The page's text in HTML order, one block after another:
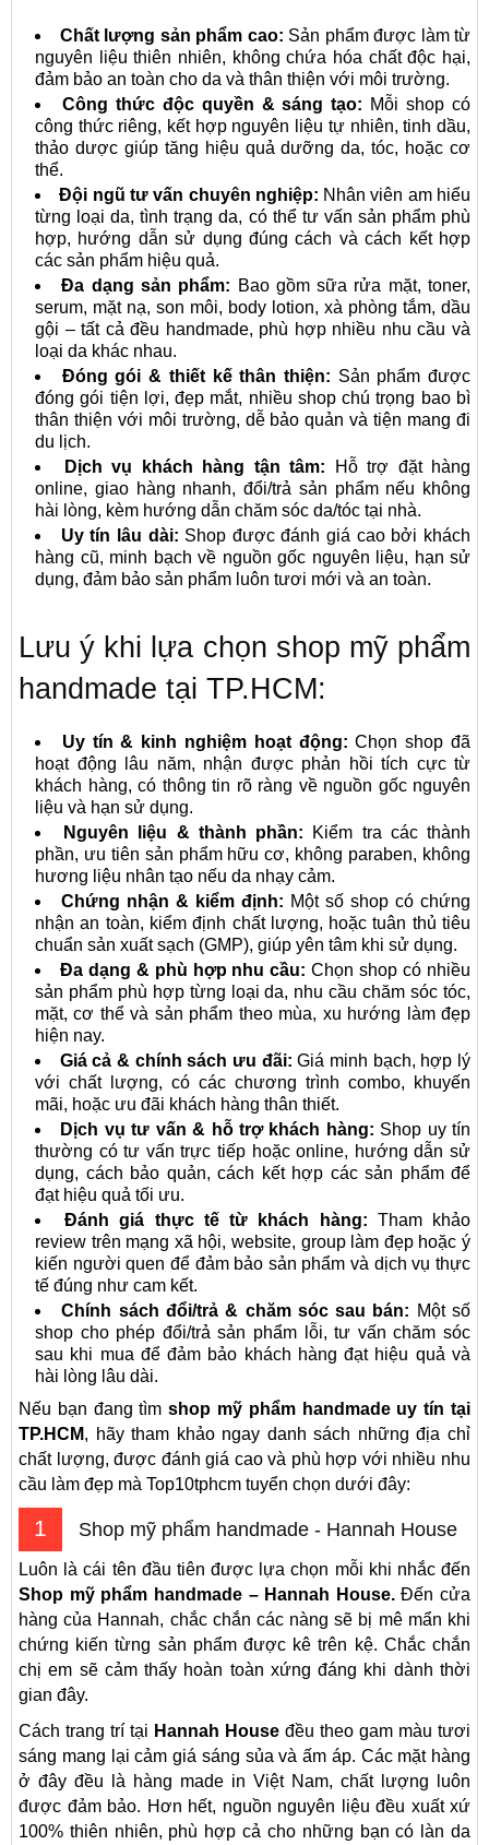
Chất lượng sản phẩm cao: Sản phẩm được làm từ
nguyên liệu thiên nhiên, không chứa hóa chất độc hại,
đảm bảo an toàn cho da và thân thiện với môi trường.
Công thức độc quyền & sáng tạo: Mỗi shop có
công thức riêng, kết hợp nguyên liệu tự nhiên, tinh dầu,
thảo dược giúp tăng hiệu quả dưỡng da, tóc, hoặc cơ
thể.
Đội ngũ tư vấn chuyên nghiệp: Nhân viên am hiểu
từng loại da, tình trạng da, có thể tư vấn sản phẩm phù
hợp, hướng dẫn sử dụng đúng cách và cách kết hợp
các sản phẩm hiệu quả.
Đa dạng sản phẩm: Bao gồm sữa rửa mặt, toner,
serum, mặt nạ, son môi, body lotion, xà phòng tắm, dầu
gội – tất cả đều handmade, phù hợp nhiều nhu cầu và
loại da khác nhau.
Đóng gói & thiết kế thân thiện: Sản phẩm được
đóng gói tiện lợi, đẹp mắt, nhiều shop chú trọng bao bì
thân thiện với môi trường, dễ bảo quản và tiện mang đi
du lịch.
Dịch vụ khách hàng tận tâm: Hỗ trợ đặt hàng
online, giao hàng nhanh, đổi/trả sản phẩm nếu không
hài lòng, kèm hướng dẫn chăm sóc da/tóc tại nhà.
Uy tín lâu dài: Shop được đánh giá cao bởi khách
hàng cũ, minh bạch về nguồn gốc nguyên liệu, hạn sử
dụng, đảm bảo sản phẩm luôn tươi mới và an toàn.
Lưu ý khi lựa chọn shop mỹ phẩm
handmade tại TP.HCM:
Uy tín & kinh nghiệm hoạt động: Chọn shop đã
hoạt động lâu năm, nhận được phản hồi tích cực từ
khách hàng, có thông tin rõ ràng về nguồn gốc nguyên
liệu và hạn sử dụng.
Nguyên liệu & thành phần: Kiểm tra các thành
phần, ưu tiên sản phẩm hữu cơ, không paraben, không
hương liệu nhân tạo nếu da nhạy cảm.
Chứng nhận & kiểm định: Một số shop có chứng
nhận an toàn, kiểm định chất lượng, hoặc tuân thủ tiêu
chuẩn sản xuất sạch (GMP), giúp yên tâm khi sử dụng.
Đa dạng & phù hợp nhu cầu: Chọn shop có nhiều
sản phẩm phù hợp từng loại da, nhu cầu chăm sóc tóc,
mặt, cơ thể và sản phẩm theo mùa, xu hướng làm đẹp
hiện nay.
Giá cả & chính sách ưu đãi: Giá minh bạch, hợp lý
với chất lượng, có các chương trình combo, khuyến
mãi, hoặc ưu đãi khách hàng thân thiết.
Dịch vụ tư vấn & hỗ trợ khách hàng: Shop uy tín
thường có tư vấn trực tiếp hoặc online, hướng dẫn sử
dụng, cách bảo quản, cách kết hợp các sản phẩm để
đạt hiệu quả tối ưu.
Đánh giá thực tế từ khách hàng: Tham khảo
review trên mạng xã hội, website, group làm đẹp hoặc ý
kiến người quen để đảm bảo sản phẩm và dịch vụ thực
tế đúng như cam kết.
Chính sách đổi/trả & chăm sóc sau bán: Một số
shop cho phép đổi/trả sản phẩm lỗi, tư vấn chăm sóc
sau khi mua để đảm bảo khách hàng đạt hiệu quả và
hài lòng lâu dài.
Nếu bạn đang tìmshop mỹ phẩm handmade uy tín tại
TP.HCM, hãy tham khảo ngay danh sách những địa chỉ
chất lượng, được đánh giá cao và phù hợp với nhiều nhu
cầu làm đẹp mà Top10tphcm tuyển chọn dưới đây:
1 Shop mỹ phẩm handmade - Hannah House
Luôn là cái tên đầu tiên được lựa chọn mỗi khi nhắc đến
Shop mỹ phẩm handmade – Hannah House.Đến cửa
hàng của Hannah, chắc chắn các nàng sẽ bị mê mẩn khi
chứng kiến từng sản phẩm được kê trên kệ. Chắc chắn
chị em sẽ cảm thấy hoàn toàn xứng đáng khi dành thời
gian đây.
Cách trang trí tại Hannah House đều theo gam màu tươi
sáng mang lại cảm giá sáng sủa và ấm áp. Các mặt hàng
ở đây đều là hàng made in Việt Nam, chất lượng luôn
được đảm bảo. Hơn hết, nguồn nguyên liệu đều xuất xứ
100% thiên nhiên, phù hợp cả cho những bạn có làn da